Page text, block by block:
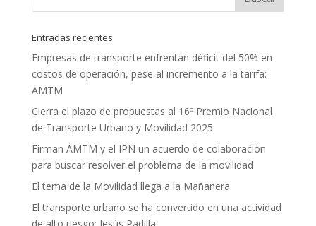
Entradas recientes
Empresas de transporte enfrentan déficit del 50% en
costos de operación, pese al incremento a la tarifa:
AMTM
Cierra el plazo de propuestas al 16º Premio Nacional
de Transporte Urbano y Movilidad 2025
Firman AMTM y el IPN un acuerdo de colaboración
para buscar resolver el problema de la movilidad
El tema de la Movilidad llega a la Mañanera.
El transporte urbano se ha convertido en una actividad